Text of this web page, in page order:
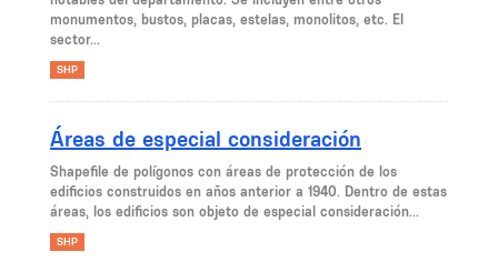
monumentos, bustos, placas, estelas, monolitos, etc. El
sector...
SHP
Áreas de especial consideración
Shapefile de polígonos con áreas de protección de los
edificios construidos en años anterior a 1940. Dentro de estas
áreas, los edificios son objeto de especial consideración...
SHP